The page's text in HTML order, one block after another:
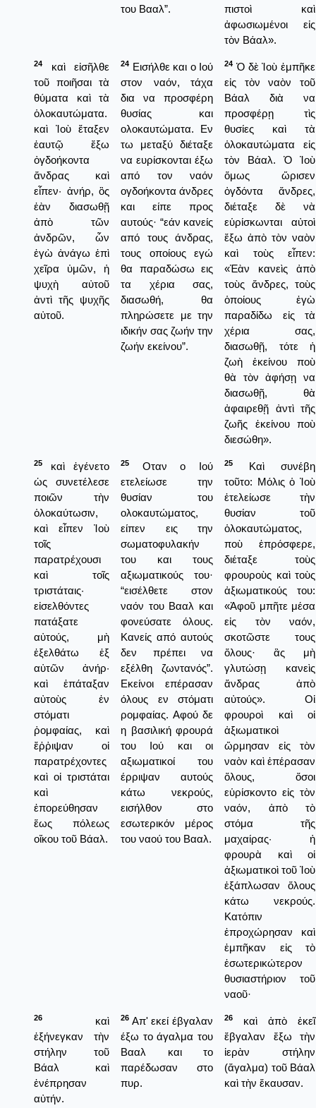
του Βααλ”.
πιστοὶ καὶ
ἀφωσιωμένοι εἰς
τὸν Βάαλ».
24
καὶ εἰσῆλθε
τοῦ ποιῆσαι τὰ
θύματα καὶ τὰ
ὁλοκαυτώματα.
καὶ Ἰοὺ ἔταξεν
ἑαυτῷ ἔξω
ὀγδοήκοντα
ἄνδρας καὶ
εἶπεν· ἀνήρ, ὃς
ἐὰν διασωθῇ
ἀπὸ τῶν
ἀνδρῶν, ὧν
ἐγὼ ἀνάγω ἐπὶ
χεῖρα ὑμῶν, ἡ
ψυχὴ αὐτοῦ
ἀντὶ τῆς ψυχῆς
αὐτοῦ.
24 Εισήλθε και ο Ιού
στον ναόν, τάχα
δια να προσφέρη
θυσίας και
ολοκαυτώματα. Εν
τω μεταξύ διέταξε
να ευρίσκονται έξω
από τον ναόν
ογδοήκοντα άνδρες
και είπε προς
αυτούς· “εάν κανείς
από τους άνδρας,
τους οποίους εγώ
θα παραδώσω εις
τα χέρια σας,
διασωθή, θα
πληρώσετε με την
ιδικήν σας ζωήν την
ζωήν εκείνου”.
24 Ὁ δὲ Ἰοὺ ἐμπῆκε
εἰς τὸν ναὸν τοῦ
Βάαλ διὰ να
προσφέρῃ τὶς
θυσίες καὶ τὰ
ὁλοκαυτώματα εἰς
τὸν Βάαλ. Ὁ Ἰοὺ
ὅμως ὥρισεν
ὀγδόντα ἄνδρες,
διέταξε δὲ νὰ
εὑρίσκωνται αὐτοὶ
ἔξω ἀπὸ τὸν ναὸν
καὶ τοὺς εἶπεν:
«Ἐὰν κανεὶς ἀπὸ
τοὺς ἄνδρες, τοὺς
ὁποίους ἐγὼ
παραδίδω εἰς τὰ
χέρια σας,
διασωθῇ, τότε ἡ
ζωὴ ἐκείνου ποὺ
θὰ τὸν ἀφήσῃ να
διασωθῇ, θὰ
ἀφαιρεθῇ ἀντὶ τῆς
ζωῆς ἐκείνου ποὺ
διεσώθη».
25
καὶ ἐγένετο
ὡς συνετέλεσε
ποιῶν τὴν
ὁλοκαύτωσιν,
καὶ εἶπεν Ἰοὺ
τοῖς
παρατρέχουσι
καὶ τοῖς
τριστάταις·
εἰσελθόντες
πατάξατε
αὐτούς, μὴ
ἐξελθάτω ἐξ
αὐτῶν ἀνήρ·
καὶ ἐπάταξαν
αὐτοὺς ἐν
στόματι
ῥομφαίας, καὶ
ἔῤῥιψαν οἱ
παρατρέχοντες
καὶ οἱ τριστάται
καὶ
ἐπορεύθησαν
ἕως πόλεως
οἴκου τοῦ Βάαλ.
25
Οταν ο Ιού
ετελείωσε την
θυσίαν του
ολοκαυτώματος,
είπεν εις την
σωματοφυλακήν
του και τους
αξιωματικούς του·
“εισέλθετε στον
ναόν του Βααλ και
φονεύσατε όλους.
Κανείς από αυτούς
δεν πρέπει να
εξέλθη ζωντανός”.
Εκείνοι επέρασαν
όλους εν στόματι
ρομφαίας. Αφού δε
η βασιλική φρουρά
του Ιού και οι
αξιωματικοί του
έρριψαν αυτούς
κάτω νεκρούς,
εισήλθον στο
εσωτερικόν μέρος
του ναού του Βααλ.
25
Καὶ συνέβη
τοῦτο: Μόλις ὁ Ἰοὺ
ἐτελείωσε τὴν
θυσίαν τοῦ
ὁλοκαυτώματος,
ποὺ ἐπρόσφερε,
διέταξε τοὺς
φρουροὺς καὶ τοὺς
ἀξιωματικούς του:
«Ἀφοῦ μπῆτε μέσα
εἰς τὸν ναόν,
σκοτῶστε τους
ὅλους· ἂς μὴ
γλυτώσῃ κανεὶς
ἄνδρας ἀπὸ
αὐτούς». Οἱ
φρουροὶ καὶ οἱ
ἀξιωματικοὶ
ὥρμησαν εἰς τὸν
ναὸν καὶ ἐπέρασαν
ὅλους, ὅσοι
εὑρίσκοντο εἰς τὸν
ναόν, ἀπὸ τὸ
στόμα τῆς
μαχαίρας· ἡ
φρουρὰ καὶ οἱ
ἀξιωματικοὶ τοῦ Ἰοὺ
ἐξάπλωσαν ὅλους
κάτω νεκρούς.
Κατόπιν
ἐπροχώρησαν καὶ
ἐμπῆκαν εἰς τὸ
ἐσωτερικώτερον
θυσιαστήριον τοῦ
ναοῦ·
26
καὶ
ἐξήνεγκαν τὴν
στήλην τοῦ
Βάαλ καὶ
ἐνέπρησαν
αὐτήν.
26 Απ' εκεί έβγαλαν
έξω το άγαλμα του
Βααλ και το
παρέδωσαν στο
πυρ.
26
καὶ ἀπὸ ἐκεῖ
ἔβγαλαν ἔξω τὴν
ἱερὰν στήλην
(ἄγαλμα) τοῦ Βάαλ
καὶ τὴν ἔκαυσαν.